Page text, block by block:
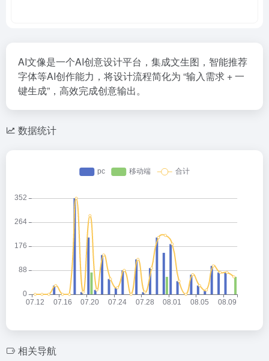
AI文像是一个AI创意设计平台，集成文生图，智能推荐
字体等AI创作能力，将设计流程简化为 “输入需求 + 一
键生成”，高效完成创意输出。
数据统计
相关导航